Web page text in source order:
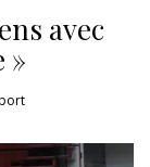
avec
»